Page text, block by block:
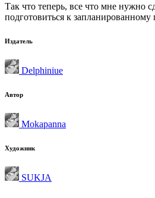
Так что теперь, все что мне нужно
подготовиться к
Издатель
Delphiniue
Автор
Mokapanna
Художник
SUKJA